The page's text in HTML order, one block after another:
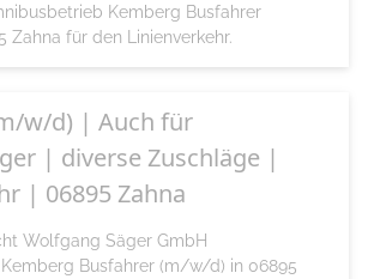
Kemberg Busfahrer
für den Linienverkehr.
w/d) | Auch für
| diverse Zuschläge |
| 06895 Zahna
Wolfgang Säger GmbH
Busfahrer (m/w/d) in 06895